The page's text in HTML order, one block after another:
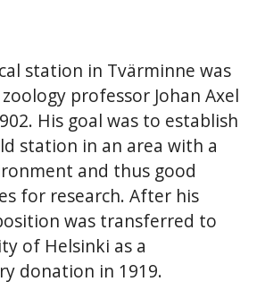
station in Tvärminne was
professor Johan Axel
His goal was to establish
station in an area with a
and thus good
for research. After his
was transferred to
of Helsinki as a
donation in 1919.